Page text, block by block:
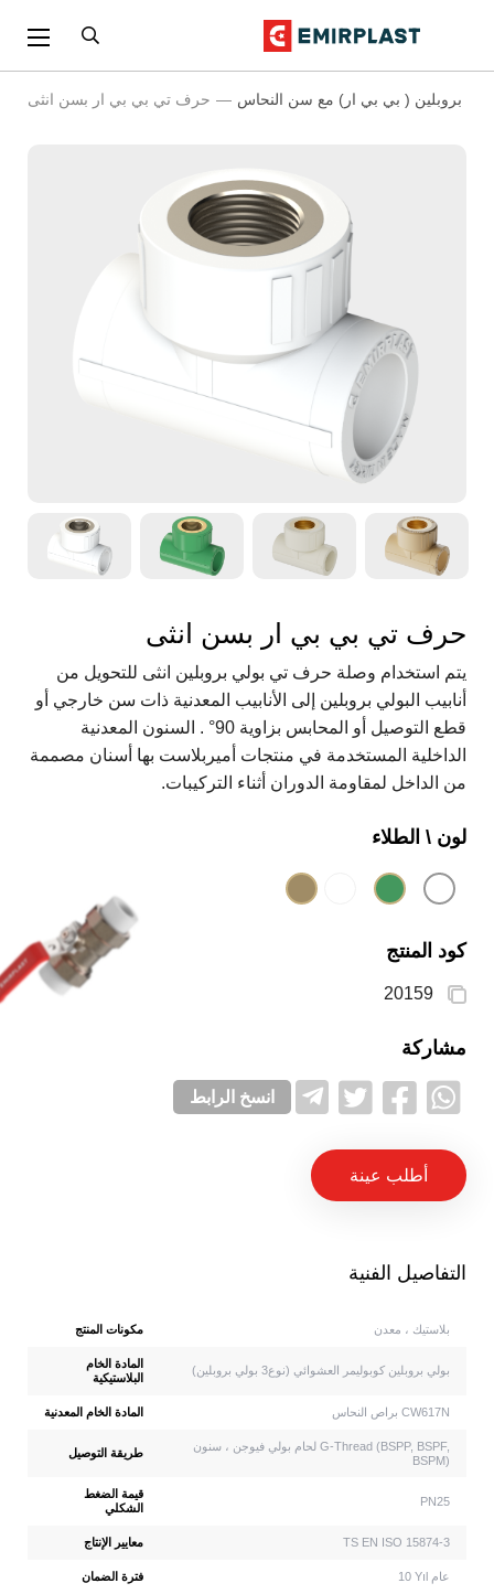
بروبلين ( بي بي ار) مع سن النحاس حرف تي بي بي ار بسن انثى
حرف تي بي بي ار بسن انثى
يتم استخدام وصلة حرف تي بولي بروبلين انثى للتحويل من
أنابيب البولي بروبلين إلى الأنابيب المعدنية ذات سن خارجي أو
قطع التوصيل أو المحابس بزاوية 90° . السنون المعدنية
الداخلية المستخدمة في منتجات أميربلاست بها أسنان مصممة
من الداخل لمقاومة الدوران أثناء التركيبات.
لون \ الطلاء
كود المنتج
20159
مشاركة
انسخ الرابط
أطلب عينة
التفاصيل الفنية
مكونات المنتج بلاستيك ، معدن
المادة الخام
البلاستيكية
بولي بروبلين كوبوليمر العشوائي (نوع3 بولي بروبلين)
المادة الخام المعدنية براص النحاس CW617N
طريقة التوصيل
لحام بولي فيوجن ، سنون G-Thread (BSPP, BSPF,
BSPM)
قيمة الضغط
الشكلي
PN25
معايير الإنتاج TS EN ISO 15874-3
فترة الضمان 10 Yıl عام